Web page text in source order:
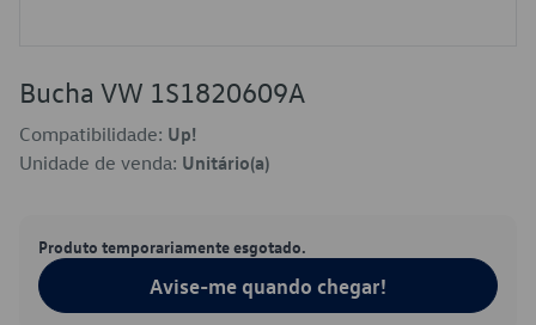
Bucha VW 1S1820609A
Compatibilidade: Up!
Unidade de venda: Unitário(a)
Produto temporariamente esgotado.
Avise-me quando chegar!